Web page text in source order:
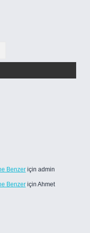
Benzer için admin
Benzer için Ahmet